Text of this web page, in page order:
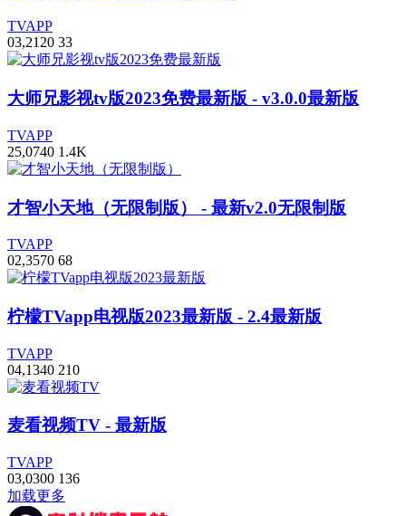
TVAPP
03,2120 33
大师兄影视tv版2023免费最新版 - v3.0.0最新版
TVAPP
25,0740 1.4K
才智小天地（无限制版） - 最新v2.0无限制版
TVAPP
02,3570 68
柠檬TVapp电视版2023最新版 - 2.4最新版
TVAPP
04,1340 210
麦看视频TV - 最新版
TVAPP
03,0300 136
加载更多